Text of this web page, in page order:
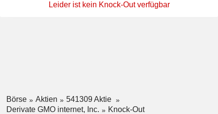
Leider ist kein Knock-Out verfügbar
Börse Aktien
541309 Aktie
Derivate GMO internet, Inc.
Knock-Out